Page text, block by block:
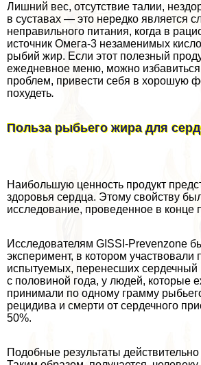
Лишний вес, отсутствие талии,
в суставах — это нередко является
неправильного питания, когда в
источник Омега-3 незаменимых
рыбий жир. Если этот полезный
ежедневное меню, можно
проблем, привести себя в хорошую
похудеть.
Польза рыбьего жира для
Наибольшую ценность продукт
здоровья сердца. Этому свойству
исследование, проведенное в конце
Исследователям GISSI-Prevenzone
эксперимент, в котором участвовали
испытуемых, перенесших сердечный
с половиной года, у людей, которые
принимали по одному грамму
рецидива и cмepти от сердечного
50%.
Подобные результаты